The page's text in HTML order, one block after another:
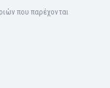
που παρέχονται